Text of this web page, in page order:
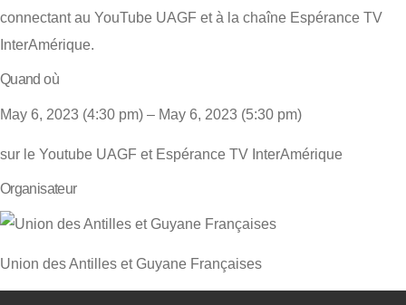
connectant au YouTube UAGF et à la chaîne Espérance TV
InterAmérique.
Quand où
May 6, 2023 (4:30 pm) – May 6, 2023 (5:30 pm)
sur le Youtube UAGF et Espérance TV InterAmérique
Organisateur
Union des Antilles et Guyane Françaises